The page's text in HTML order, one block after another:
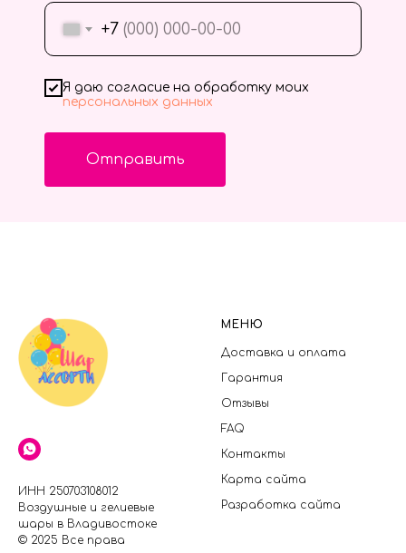
+7
Я даю согласие на обработку моих
персональных данных
Отправить
ИНН 250703108012
Воздушные и гелиевые
шары в Владивостоке
© 2025 Все права
МЕНЮ
Доставка и оплата
Гарантия
Отзывы
FAQ
Контакты
Карта сайта
Разработка сайта